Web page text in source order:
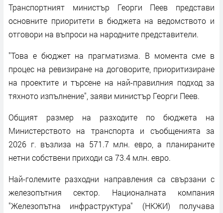
Транспортният министър Георги Пеев представи
основните приоритети в бюджета на ведомството и
отговори на въпроси на народните представители.
"Това е бюджет на прагматизма. В момента сме в
процес на ревизиране на договорите, приоритизиране
на проектите и търсене на най-правилния подход за
тяхното изпълнение", заяви министър Георги Пеев.
Общият размер на разходите по бюджета на
Министерството на транспорта и съобщенията за
2026 г. възлиза на 571.7 млн. евро, а планираните
нетни собствени приходи са 73.4 млн. евро.
Най-големите разходни направления са свързани с
железопътния сектор. Националната компания
"Железопътна инфраструктура" (НКЖИ) получава